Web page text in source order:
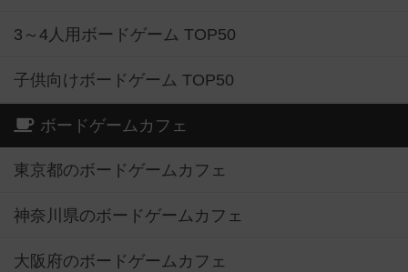
3～4人用ボードゲーム TOP50
子供向けボードゲーム TOP50
ボードゲームカフェ
東京都のボードゲームカフェ
神奈川県のボードゲームカフェ
大阪府のボードゲームカフェ